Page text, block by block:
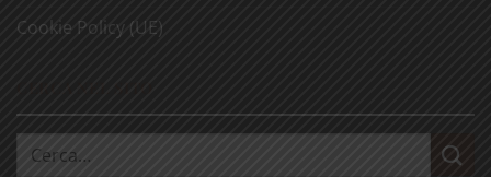
Cookie Policy (UE)
Cerca: